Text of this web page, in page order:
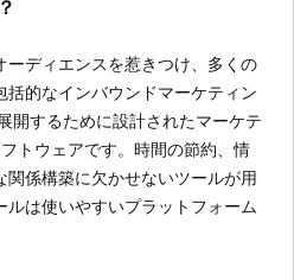
ディエンスを惹きつけ、多くの
的なインバウンドマーケティン
開するために設計されたマーケテ
トウェアです。時間の節約、情
係構築に欠かせないツールが用
は使いやすいプラットフォーム